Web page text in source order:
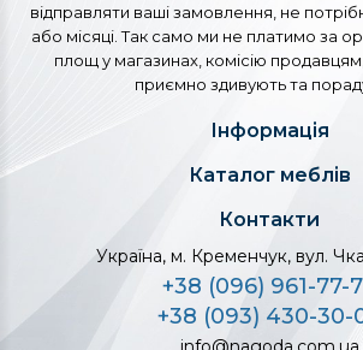
відправляти ваші замовлення, не
або місяці. Так само ми не платимо за
площ у магазинах, комісію
приємно здивують та
Інформація
Каталог меблів
Контакти
Україна, м. Кременчук, вул.
+38 (096) 961-77-
+38 (093) 430-30-